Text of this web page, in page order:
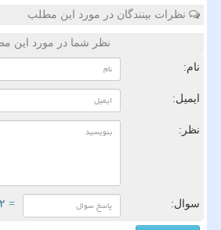
نظرات بینندگان در مورد این مطلب
نظر شما در مورد این
نام:
ایمیل:
نظر:
سوال: = ۲ بعلاوه ۵